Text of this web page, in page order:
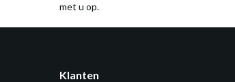
met u op.
Klanten